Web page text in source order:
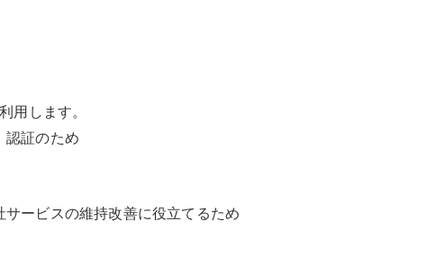
用します。
認証のため
ービスの維持改善に役立てるため